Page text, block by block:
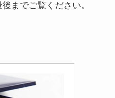
までご覧ください。